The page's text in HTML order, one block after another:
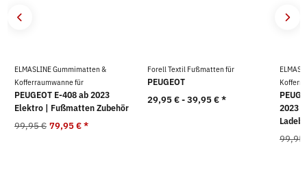
ELMASLINE Gummimatten &
Kofferraumwanne für
PEUGEOT E-408 ab 2023
Elektro | Fußmatten Zubehör
99,95 € 79,95 €*
Forell Textil Fußmatten für
PEUGEOT
29,95 € -39,95 €*
2023
99,95